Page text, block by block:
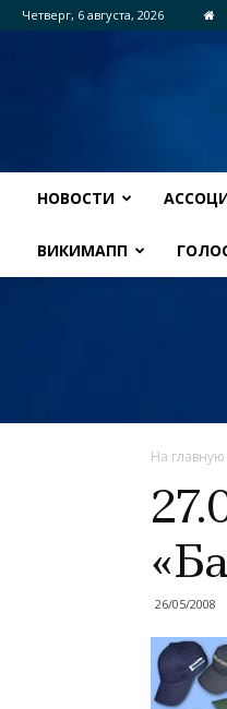
Четверг, 6 августа, 2026
НОВОСТИ
ВИКИМАПП
На главную
26/05/2008